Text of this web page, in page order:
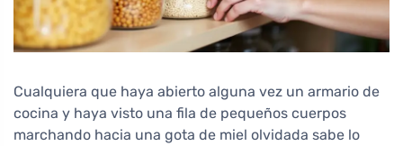
Cualquiera que haya abierto alguna vez un armario de
cocina y haya visto una fila de pequeños cuerpos
marchando hacia una gota de miel olvidada sabe lo